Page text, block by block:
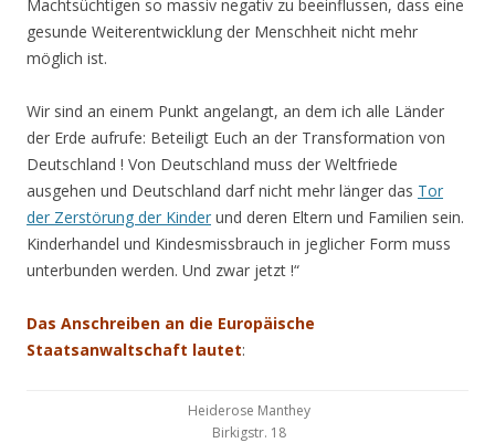
Machtsüchtigen so massiv negativ zu beeinflussen, dass eine
gesunde Weiterentwicklung der Menschheit nicht mehr
möglich ist.
Wir sind an einem Punkt angelangt, an dem ich alle Länder
der Erde aufrufe: Beteiligt Euch an der Transformation von
Deutschland ! Von Deutschland muss der Weltfriede
ausgehen und Deutschland darf nicht mehr länger das Tor
der Zerstörung der Kinder und deren Eltern und Familien sein.
Kinderhandel und Kindesmissbrauch in jeglicher Form muss
unterbunden werden. Und zwar jetzt !“
Das Anschreiben an die Europäische
Staatsanwaltschaft lautet:
Heiderose Manthey
Birkigstr. 18